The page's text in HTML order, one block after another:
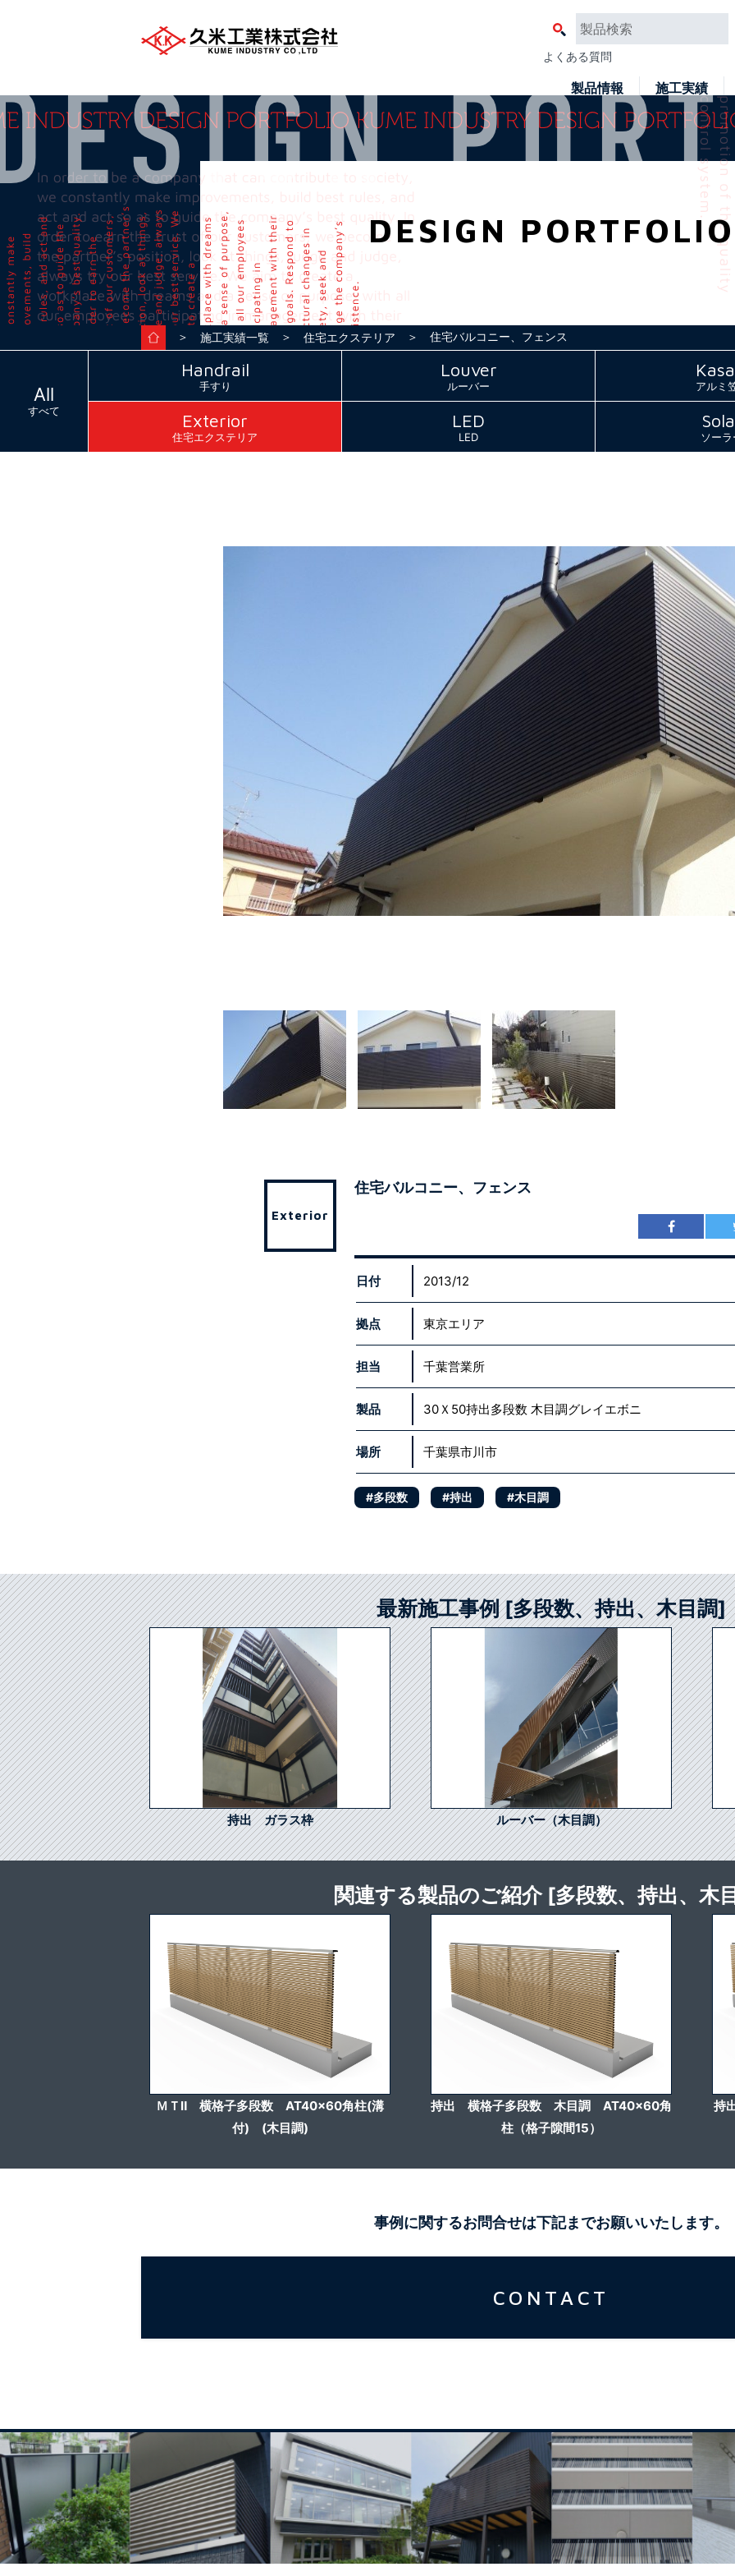
よくある質問
製品情報 施工実績
DESIGN PORTFOLIO
＞ 施工実績一覧 ＞ 住宅エクステリア ＞ 住宅バルコニー、フェンス
All
すべて
Handrail
手すり
Louver
ルーバー アルミ
Exterior
住宅エクステリア
LED
LED ソー
Exterior
住宅バルコニー、フェンス
日付 2013/12
拠点 東京エリア
担当 千葉営業所
製品 30Ｘ50持出多段数 木目調グレイエボニ
場所 千葉県市川市
#多段数 #持出 #木目調
最新施工事例 [多段数、持出、木目調]
持出 ガラス枠 ルーバー（木目調）
関連する製品のご紹介 [多段数、持出、木
ＭＴⅡ 横格子多段数 AT40x60角柱(溝
付) (木目調)
持出 横格子多段数 木目調 AT40x60角
柱（格子隙間15）
持
事例に関するお問合せは下記までお願いいたします。
CONTACT